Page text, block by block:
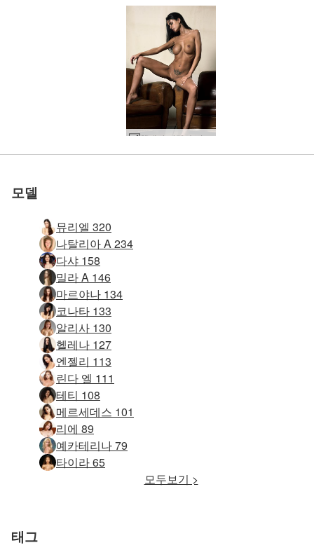
헬레나 카렐 슈퍼스타 #15
헬레나카렐 블랙벨벳 #23
헬레나 카렐 퍼플 #41
헬레나 카렐 블랙 욕조 #16
헬레나 카렐 블랙 욕조 #52
헬레나 카렐 퍼플 #57
세계 1위 에로틱 사이트
로 평가됨
우리와 함께하세
요
헬레나 카렐 슈퍼스타 #11
헬레나 카렐 도촬 #8
헬레나 카렐 슈퍼스타 #63
Helena Karel 그녀 코난 #49
Helena Karel 그녀 코난 #69
헬레나 카렐 도촬 #20
세계 1위 에로틱 사이트
로 평가됨
우리와 함께하세
요
헬레나 카렐 퍼플 헤이즈 #31
헬레나 카렐 퍼플 헤이즈 #35
헬레나 카렐 파리지앵 뮤즈 #72
Helena Karel 빨간 침대 #61
Helena Karel 보라색 시트 #20
헬레나 카렐 블랙 욕조 #32
세계 1위 에로틱 사이트
로 평가됨
우리와 함께하세
요
헬레나 카렐 사도 여사제 #1
Engelie 벌거 벗은 요리사 #70헬레나 카렐 파리지앵 뮤즈 #84
Engelie 벌거 벗은 요리사 #66블랙의 헬레나 카렐 #54
헬레나 카렐 파리지앵 뮤즈 #68
헬레나 카렐 슈퍼스타 #42
헬레나 카렐 슈퍼스타 #50
Engelie 벌거 벗은 요리사 #74
Helena Karel 그녀 코난 #37
세계 1위 에로틱 사이트
로 평가됨
우리와 함께하세
요
헬레나 카렐 퍼플 #73
헬레나 카렐 슈퍼스타 #54
다샤궁 계단 #57엔젤리 핑크 팬티 #65
테티 헤그레 뮤즈 #24
헬레나 카렐 퍼플 헤이즈 #51
세계 1위 에로틱 사이트
로 평가됨
우리와 함께하세
요
테티 누드 앉아 #23
Helena Karel 그녀 코난 #30
메르세데스 의대생 #60Engelie 마사지 Kiki part2 #14
Helena Karel 달콤한 암 여우 #72
헬레나 카렐 퍼플 헤이즈 #48
세계 1위 에로틱 사이트
로 평가됨
우리와 함께하세
요
헬레나 카렐 블랙 샤워기 #19
모델
뮤리엘 320
나탈리아 A 234
다샤 158
밀라 A 146
마르야나 134
코나타 133
알리사 130
헬레나 127
엔젤리 113
린다 엘 111
테티 108
메르세데스 101
리에 89
예카테리나 79
타이라 65
모두보기 >
태그